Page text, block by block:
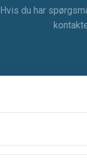
Hvis du har